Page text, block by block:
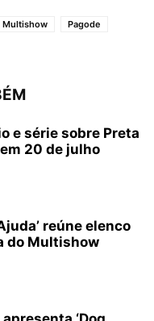
Multishow
Pagode
e série sobre Preta
20 de julho
reúne elenco
do Multishow